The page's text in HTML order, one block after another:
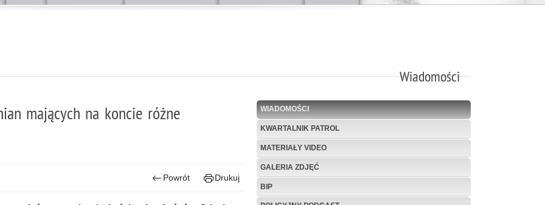
Wiadomości
WIADOMOŚCI
KWARTALNIK PATROL
MATERIAŁY VIDEO
GALERIA ZDJĘĆ
BIP
mających na koncie różne
Powrót Drukuj